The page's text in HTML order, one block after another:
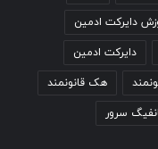
دایرکت ادمین
دایرکت ادمین
هک قانونمند
سرور